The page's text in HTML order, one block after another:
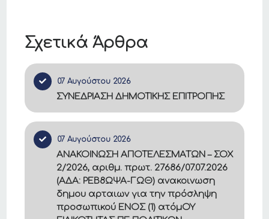
Σχετικά Άρθρα
07 Αυγούστου 2026
ΣΥΝΕΔΡΙΑΣΗ ΔΗΜΟΤΙΚΗΣ ΕΠΙΤΡΟΠΗΣ
07 Αυγούστου 2026
ΑΝΑΚΟΙΝΩΣΗ ΑΠΟΤΕΛΕΣΜΑΤΩΝ – ΣΟΧ
2/2026, αριθμ. πρωτ. 27686/07.07.2026
(ΑΔΑ: ΡΕΒ8ΩΨΑ-ΓΩΘ) ανακοινωση
δημου αρταιων για την πρόσληψη
προσωπικού ΕΝΟΣ (1) ατόμΟΥ